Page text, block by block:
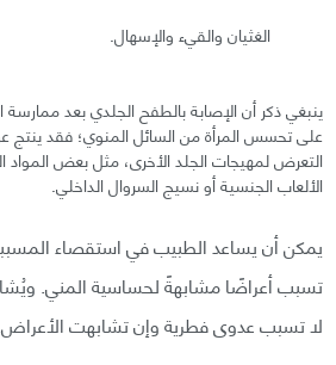
الغثيان والقيء والإسهال.
ينبغي ذكر أن الإصابة بالطفح الجلدي بعد
على تحسس المرأة من السائل المنوي؛ فقد ينتج
التعرض لمهيجات الجلد الأخرى، مثل بعض المواد
الألعاب الجنسية أو نسيج السروال الداخلي.
يمكن أن يساعد الطبيب في استقصاء
تسبب أعراضًا مشابهةً لحساسية المني.
لا تسبب عدوى فطرية وإن تشابهت